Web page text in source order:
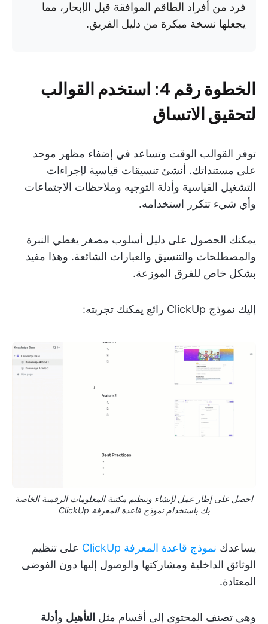
فرد من أفراد الطاقم الموافقة قبل الإبحار، مما
يجعلها نسخة مبكرة من دليل الفريق.
الخطوة رقم 4: استخدم القوالب
لتحقيق الاتساق
توفر القوالب الوقت وتساعد في إضفاء مظهر موحد
على مستنداتك. أنشئ تنسيقات قياسية لإجراءات
التشغيل القياسية وأدلة التوجيه وملاحظات الاجتماعات
وأي شيء تتكرر استخدامه.
يمكنك الحصول على دليل أسلوب مصغر يغطي النبرة
والمصطلحات والتنسيق والعبارات الشائعة. وهذا مفيد
بشكل خاص للفرق الموزعة.
إليك نموذج ClickUp رائع يمكنك تجربته:
احصل على إطار عمل لإنشاء وتنظيم مكتبة المعلومات الرقمية الخاصة
بك باستخدام نموذج قاعدة المعرفة ClickUp
يساعدك نموذج قاعدة المعرفة ClickUp
على تنظيم
الوثائق الداخلية ومشاركتها والوصول إليها دون الفوضى
المعتادة.
وهي تصنف المحتوى إلى أقسام مثل التأهيل وأدلة